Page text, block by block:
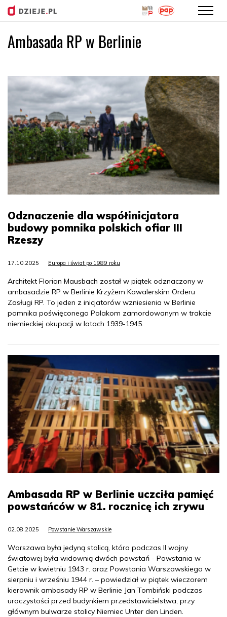
Przejdź
do
Ambasada RP w Berlinie
Odznaczenie dla współinicjatora
budowy pomnika polskich ofiar III
Rzeszy
17.10.2025 Europa i świat po 1989 roku
Architekt Florian Mausbach został w piątek odznaczony w
ambasadzie RP w Berlinie Krzyżem Kawalerskim Orderu
Zasługi RP. To jeden z inicjatorów wzniesienia w Berlinie
pomnika poświęconego Polakom zamordowanym w trakcie
niemieckiej okupacji w latach 1939-1945.
Ambasada RP w Berlinie uczciła pamięć
powstańców w 81. rocznicę ich zrywu
02.08.2025 Powstanie Warszawskie
Warszawa była jedyną stolicą, która podczas II wojny
światowej była widownią dwóch powstań - Powstania w
Getcie w kwietniu 1943 r. oraz Powstania Warszawskiego w
sierpniu i wrześniu 1944 r. – powiedział w piątek wieczorem
kierownik ambasady RP w Berlinie Jan Tombiński podczas
uroczystości przed budynkiem przedstawicielstwa, przy
głównym bulwarze stolicy Niemiec Unter den Linden.